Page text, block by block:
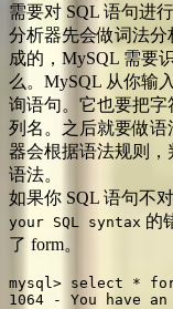
需要对 SQL 语句进行
分析器先会做词法分
成的，MySQL 需要
么。MySQL 从你输
询语句。它也要把
列名。之后就要做
器会根据语法规则，
语法。
如果你 SQL 语句不
your SQL syntax 的
了 form。
mysql> select *
1064 - You have